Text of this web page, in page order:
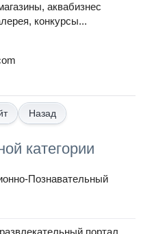
аквабизнес
конкурсы...
Назад
категории
Познавательный
портал